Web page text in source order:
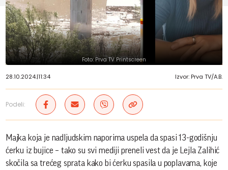
Foto: Prva TV Printscreen
28.10.2024.|11:34 Izvor: Prva TV/A.B.
Podeli:
Majka koja je nadljudskim naporima uspela da spasi 13-godišnju
ćerku iz bujice – tako su svi mediji preneli vest da je Lejla Zalihić
skočila sa trećeg sprata kako bi ćerku spasila u poplavama, koje